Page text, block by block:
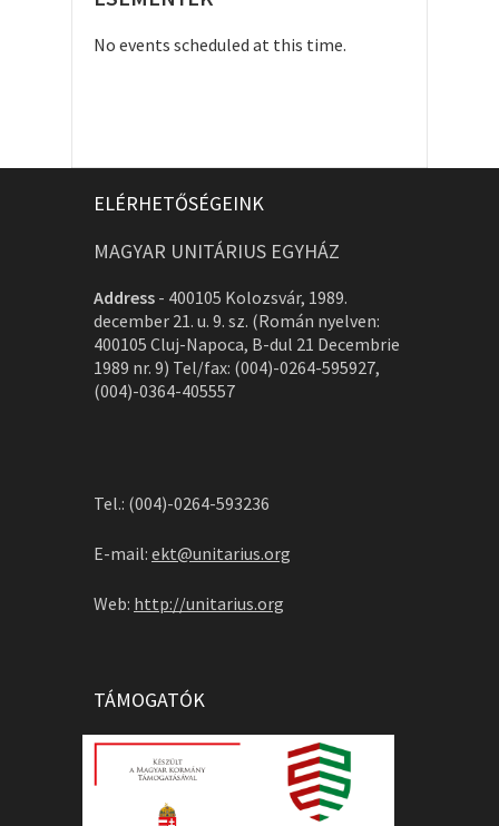
No events scheduled at this time.
ELÉRHETŐSÉGEINK
MAGYAR UNITÁRIUS EGYHÁZ
Address - 400105 Kolozsvár, 1989.
december 21. u. 9. sz. (Román nyelven:
400105 Cluj-Napoca, B-dul 21 Decembrie
1989 nr. 9) Tel/fax: (004)-0264-595927,
(004)-0364-405557
Tel.: (004)-0264-593236
E-mail: ekt@unitarius.org
Web: http://unitarius.org
TÁMOGATÓK